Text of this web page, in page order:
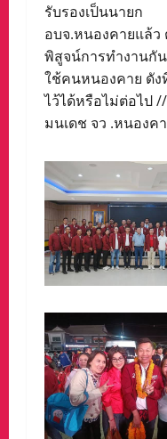
รับรองเป็นนายก
อบจ.หนองคายแล้ว
พิสูจน์การทำงานกั
ใช้คนหนองคาย ดัง
ไว้ได้หรือไม่ต่อไป
มนเดช จว .หนองค